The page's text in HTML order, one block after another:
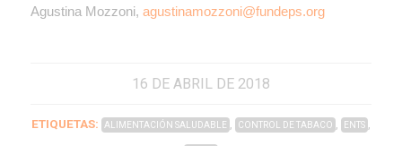
Agustina Mozzoni, agustinamozzoni@fundeps.org
16 DE ABRIL DE 2018
ETIQUETAS: ALIMENTACIÓN SALUDABLE , CONTROL DE TABACO , ENTS ,